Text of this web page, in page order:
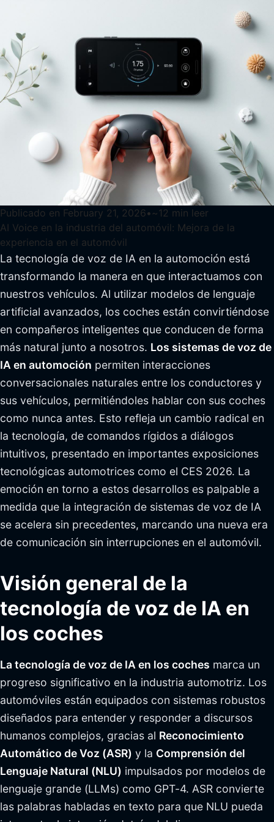
Publicado en February 21, 2026• ~12 min leer
AI Voice en la industria del automóvil: Mejora de la
experiencia en el automóvil
La tecnología de voz de IA en la automoción está
transformando la manera en que interactuamos con
nuestros vehículos. Al utilizar modelos de lenguaje
artificial avanzados, los coches están convirtiéndose
en compañeros inteligentes que conducen de forma
más natural junto a nosotros. Los sistemas de voz de
IA en automoción permiten interacciones
conversacionales naturales entre los conductores y
sus vehículos, permitiéndoles hablar con sus coches
como nunca antes. Esto refleja un cambio radical en
la tecnología, de comandos rígidos a diálogos
intuitivos, presentado en importantes exposiciones
tecnológicas automotrices como el CES 2026. La
emoción en torno a estos desarrollos es palpable a
medida que la integración de sistemas de voz de IA
se acelera sin precedentes, marcando una nueva era
de comunicación sin interrupciones en el automóvil.
Visión general de la
tecnología de voz de IA en
los coches
La tecnología de voz de IA en los coches marca un
progreso significativo en la industria automotriz. Los
automóviles están equipados con sistemas robustos
diseñados para entender y responder a discursos
humanos complejos, gracias al Reconocimiento
Automático de Voz (ASR) y la Comprensión del
Lenguaje Natural (NLU) impulsados por modelos de
lenguaje grande (LLMs) como GPT-4. ASR convierte
las palabras habladas en texto para que NLU pueda